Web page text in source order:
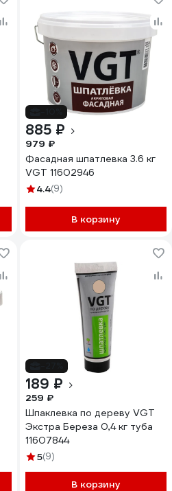
885 ₽
979 ₽
Фасадная шпатлевка 3.6 кг
VGT 11602946
4.4(9)
В корзину
189 ₽
259 ₽
Шпаклевка по дереву VGT
Экстра Береза 0,4 кг туба
11607844
5(9)
В корзину